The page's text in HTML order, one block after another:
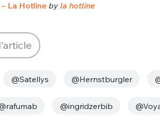
La Hotline by la hotline
@Satellys @Hernstburgler
@ingridzerbib